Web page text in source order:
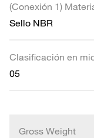
(Conexión 1)
Sello NBR
Clasificación en
05
Gross Weight